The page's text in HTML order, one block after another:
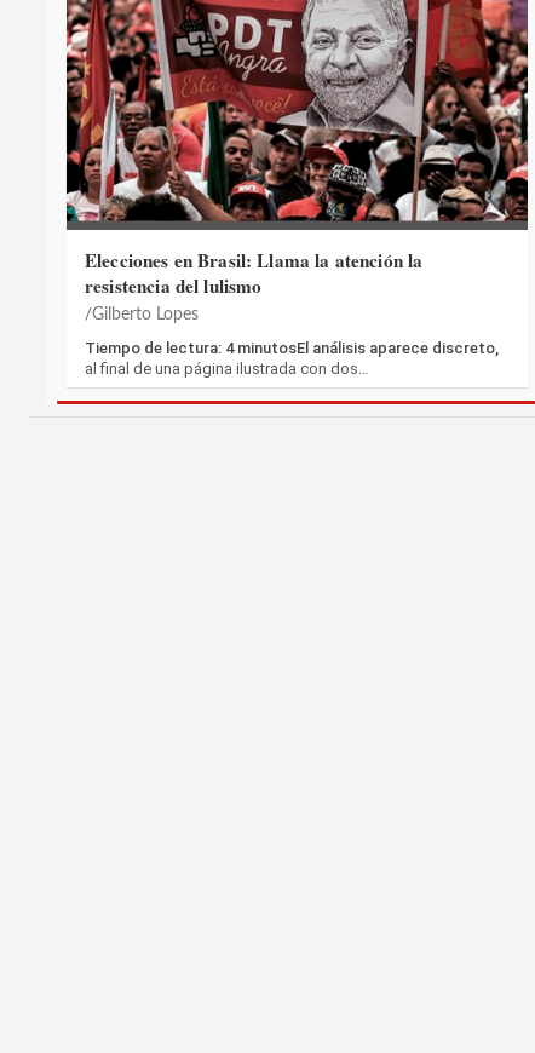
Elecciones en Brasil: Llama la atención la
resistencia del lulismo
Gilberto Lopes
Tiempo de lectura: 4 minutosEl análisis aparece discreto,
al final de una página ilustrada con dos…